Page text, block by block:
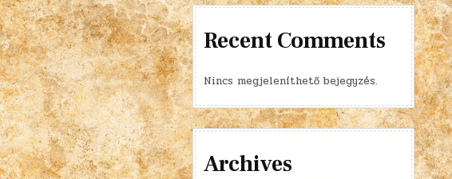
Recent Comments
Nincs megjeleníthető bejegyzés.
Archives